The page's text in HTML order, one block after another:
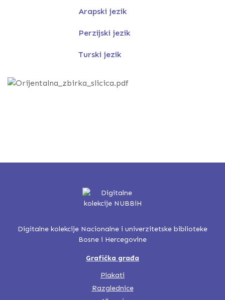
Arapski jezik
Perzijski jezik
Turski jezik
Digitalne kolekcije Nacionalne i univerzitetske biblioteke
Bosne i Hercegovine
Grafička građa
Plakati
Razglednice